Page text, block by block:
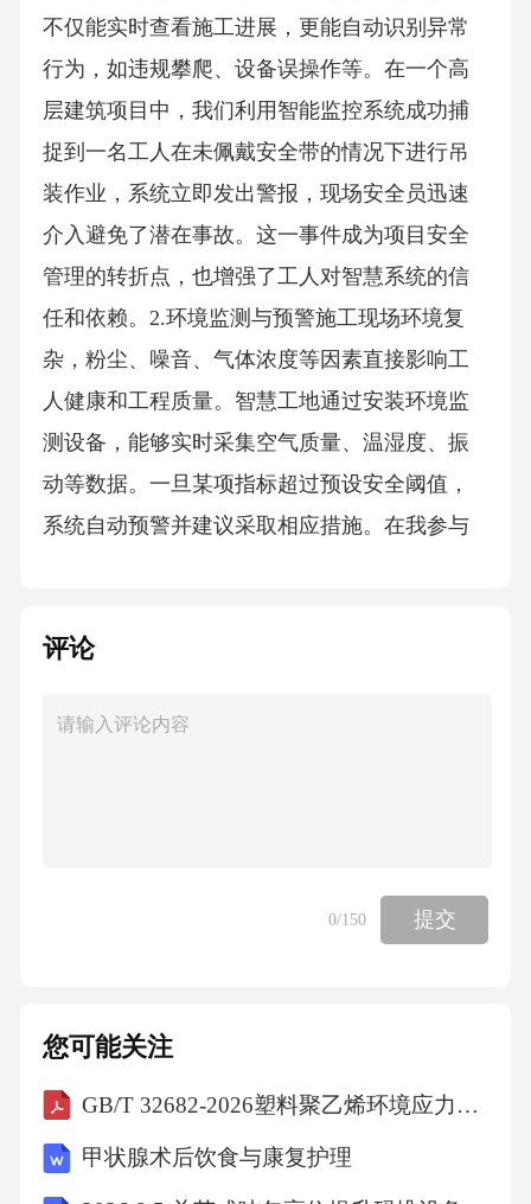
不仅能实时查看施工进展，更能自动识别异常
行为，如违规攀爬、设备误操作等。在一个高
层建筑项目中，我们利用智能监控系统成功捕
捉到一名工人在未佩戴安全带的情况下进行吊
装作业，系统立即发出警报，现场安全员迅速
介入避免了潜在事故。这一事件成为项目安全
管理的转折点，也增强了工人对智慧系统的信
任和依赖。2.环境监测与预警施工现场环境复
杂，粉尘、噪音、气体浓度等因素直接影响工
人健康和工程质量。智慧工地通过安装环境监
测设备，能够实时采集空气质量、温湿度、振
动等数据。一旦某项指标超过预设安全阈值，
系统自动预警并建议采取相应措施。在我参与
生的窒息事故。通过调整通风设备和施工节
大经济损失。3.人员定位与管理人员定位是智慧
率。有一次暴雨突袭工地，智能定位系统帮助
我们迅速锁定仍在危险区域的工人位置，指挥
设备智能化管理机械设备是施工现场的重要生
产力。智慧工地通过设备联网，实时监控机械
的运行状态、维护周期和使用效率，实现远程
评论
0/150 提交
您可能关注
GB/T 32682-2026塑料聚乙烯环境应力开裂(ESC)的测定全缺口蠕变试验(FNCT)
甲状腺术后饮食与康复护理